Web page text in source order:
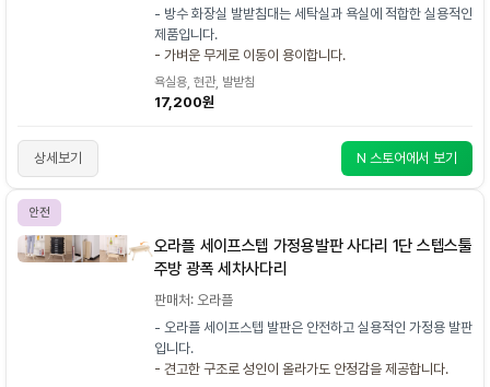
- 방수 화장실 발받침대는 세탁실과 욕실에 적합한 실용적인
제품입니다.
- 가벼운 무게로 이동이 용이합니다.
욕실용, 현관, 발받침
17,200원
상세보기 N 스토어에서 보기
안전
오라플 세이프스텝 가정용발판 사다리 1단 스텝스툴
주방 광폭 세차사다리
판매처: 오라플
- 오라플 세이프스텝 발판은 안전하고 실용적인 가정용 발판
입니다.
- 견고한 구조로 성인이 올라가도 안정감을 제공합니다.